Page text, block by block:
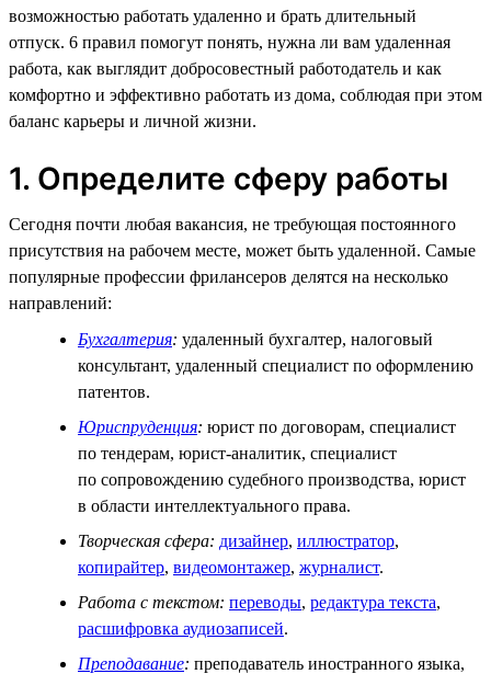
возможностью работать удаленно и брать длительный
отпуск. 6 правил помогут понять, нужна ли вам удаленная
работа, как выглядит добросовестный работодатель и как
комфортно и эффективно работать из дома, соблюдая при этом
баланс карьеры и личной жизни.
1. Определите сферу работы
Сегодня почти любая вакансия, не требующая постоянного
присутствия на рабочем месте, может быть удаленной. Самые
популярные профессии фрилансеров делятся на несколько
направлений:
Бухгалтерия: удаленный бухгалтер, налоговый
консультант, удаленный специалист по оформлению
патентов.
Юриспруденция: юрист по договорам, специалист
по тендерам, юрист-аналитик, специалист
по сопровождению судебного производства, юрист
в области интеллектуального права.
Творческая сфера: дизайнер, иллюстратор,
копирайтер, видеомонтажер, журналист.
Работа с текстом: переводы, редактура текста,
расшифровка аудиозаписей.
Преподавание: преподаватель иностранного языка,